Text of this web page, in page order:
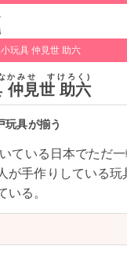
玩具 仲見世 助六
仲見世 助六
かみせ すけろく
玩具が揃う
ている日本でただ
が手作りしている玩
る。